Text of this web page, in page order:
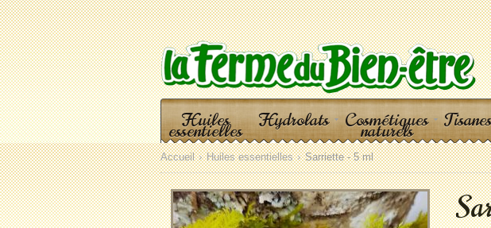
Huiles
essentielles Hydrolats Cosmétiques
naturels Tisanes
Accueil Huiles essentielles Sarriette - 5 ml